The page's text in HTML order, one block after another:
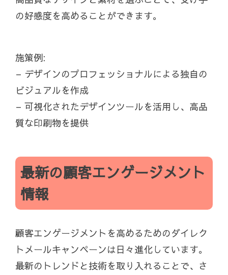
の好感度を高めることができます。
施策例:
– デザインのプロフェッショナルによる独自の
ビジュアルを作成
– 可視化されたデザインツールを活用し、高品
質な印刷物を提供
最新の顧客エンゲージメント
情報
顧客エンゲージメントを高めるためのダイレク
トメールキャンペーンは日々進化しています。
最新のトレンドと技術を取り入れることで、さ